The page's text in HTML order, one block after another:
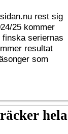
rest sig
25 kommer
seriernas
resultat
som
hela